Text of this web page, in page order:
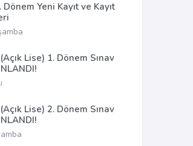
Dönem Yeni Kayıt ve Kayıt
Lise) 1. Dönem Sınav
Lise) 2. Dönem Sınav